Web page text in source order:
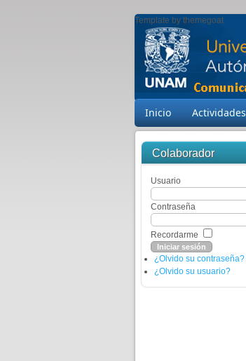
Template by themegoat
Inicio Actividades
Colaborador
Usuario
Contraseña
Recordarme
¿Olvido su contraseña?
¿Olvido su usuario?